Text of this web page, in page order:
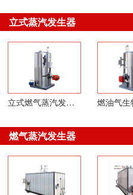
立式蒸汽发生器
立式燃气蒸汽发生器
燃气蒸汽发生器